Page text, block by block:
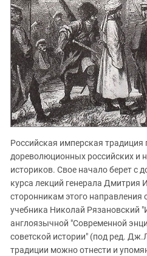
Российская имперская традиция
дореволюционных российских и
историков. Свое начало берет с
курса лекций генерала Дмитрия
сторонникам этого направления
учебника Николай Рязановский
англоязычной "Современной
советской истории" (под ред.
традиции можно отнести и